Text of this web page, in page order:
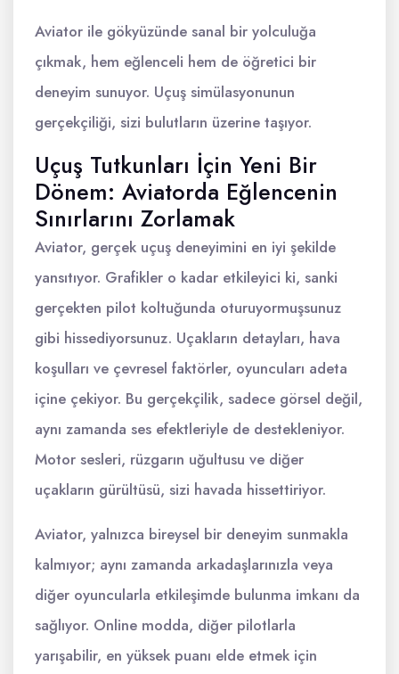
Aviator ile gökyüzünde sanal bir yolculuğa
çıkmak, hem eğlenceli hem de öğretici bir
deneyim sunuyor. Uçuş simülasyonunun
gerçekçiliği, sizi bulutların üzerine taşıyor.
Uçuş Tutkunları İçin Yeni Bir
Dönem: Aviatorda Eğlencenin
Sınırlarını Zorlamak
Aviator, gerçek uçuş deneyimini en iyi şekilde
yansıtıyor. Grafikler o kadar etkileyici ki, sanki
gerçekten pilot koltuğunda oturuyormuşsunuz
gibi hissediyorsunuz. Uçakların detayları, hava
koşulları ve çevresel faktörler, oyuncuları adeta
içine çekiyor. Bu gerçekçilik, sadece görsel değil,
aynı zamanda ses efektleriyle de destekleniyor.
Motor sesleri, rüzgarın uğultusu ve diğer
uçakların gürültüsü, sizi havada hissettiriyor.
Aviator, yalnızca bireysel bir deneyim sunmakla
kalmıyor; aynı zamanda arkadaşlarınızla veya
diğer oyuncularla etkileşimde bulunma imkanı da
sağlıyor. Online modda, diğer pilotlarla
yarışabilir, en yüksek puanı elde etmek için